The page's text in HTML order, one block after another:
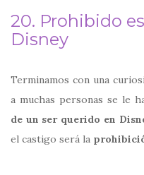
20. Prohibido
Disney
Terminamos con una
a muchas personas se le
de un ser querido en
el castigo será la